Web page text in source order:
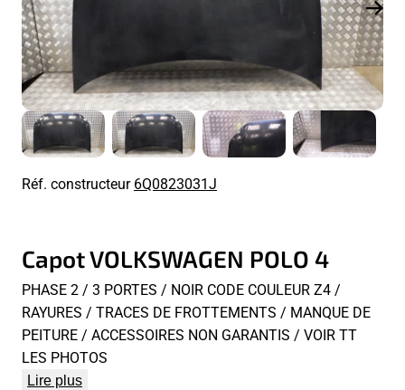
Réf. constructeur6Q0823031J
Capot VOLKSWAGEN POLO 4
PHASE 2 / 3 PORTES / NOIR CODE COULEUR Z4 /
RAYURES / TRACES DE FROTTEMENTS / MANQUE DE
PEITURE / ACCESSOIRES NON GARANTIS / VOIR TT
LES PHOTOS
Lire plus